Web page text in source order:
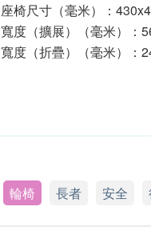
座椅尺寸（毫米）：
寬度（擴展）（毫米）：
寬度（折疊）（毫米）：
輪椅 長者 安全